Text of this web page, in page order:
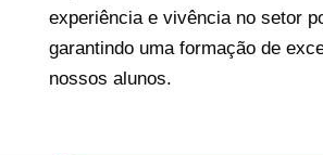
experiência e vivência no setor
garantindo uma formação de
nossos alunos.